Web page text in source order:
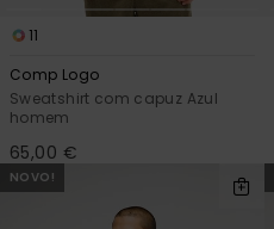
11
Comp Logo
Sweatshirt com capuz Azul
homem
65,00 €
NOVO!